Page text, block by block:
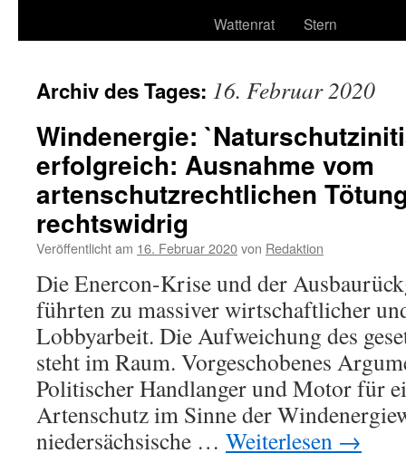
Wattenrat
Stern
Archiv des Tages: 16. Februar 2020
Windenergie:
erfolgreich: Ausnahme vom
artenschutzrechtlichen
rechtswidrig
Veröffentlicht am 16. Februar 2020von Redaktion
Die Enercon-Krise und der
führten zu massiver wirtschaftlicher
Lobbyarbeit. Die Aufweichung des
steht im Raum. Vorgeschobenes
Politischer Handlanger und Motor für
Artenschutz im Sinne der
niedersächsische … Weiterlesen →